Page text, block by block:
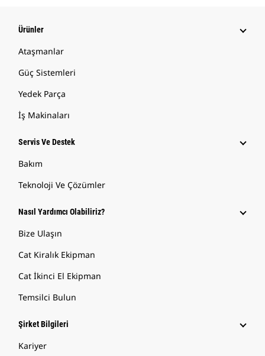
Ürünler
Ataşmanlar
Güç Sistemleri
Yedek Parça
İş Makinaları
Servis Ve Destek
Bakım
Teknoloji Ve Çözümler
Nasıl Yardımcı Olabiliriz?
Bize Ulaşın
Cat Kiralık Ekipman
Cat İkinci El Ekipman
Temsilci Bulun
Şirket Bilgileri
Kariyer